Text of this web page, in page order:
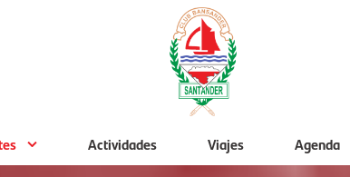
Actividades Viajes Agenda